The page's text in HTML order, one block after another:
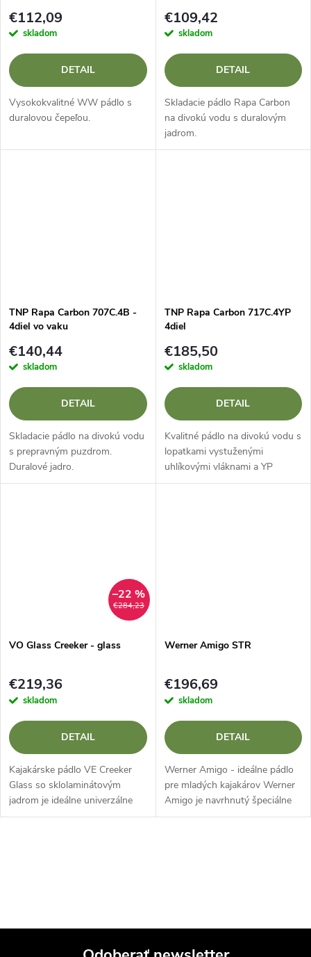
€112,09
skladom
DETAIL
Vysokokvalitné WW pádlo s
duralovou čepeľou.
€109,42
skladom
DETAIL
Skladacie pádlo Rapa Carbon
na divokú vodu s duralovým
jadrom.
TNP Rapa Carbon 707C.4B -
4diel vo vaku
€140,44
skladom
DETAIL
Skladacie pádlo na divokú vodu
s prepravným puzdrom.
Duralové jadro.
TNP Rapa Carbon 717C.4YP
4diel
€185,50
skladom
DETAIL
Kvalitné pádlo na divokú vodu s
lopatkami vystuženými
uhlíkovými vláknami a YP
spojkou.
€284,23
–22 %
VO Glass Creeker - glass
€219,36
skladom
DETAIL
Kajakárske pádlo VE Creeker
Glass so sklolaminátovým
jadrom je ideálne univerzálne
pádlo, ktoré je vyvážené a
Werner Amigo STR
€196,69
skladom
DETAIL
Werner Amigo - ideálne pádlo
pre mladých kajakárov Werner
Amigo je navrhnutý špeciálne
pre deti a menších jazdcov,